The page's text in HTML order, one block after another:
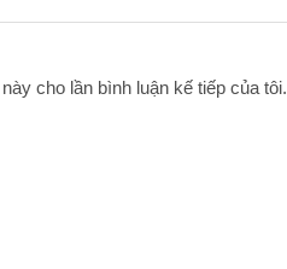
cho lần bình luận kế tiếp của tôi.